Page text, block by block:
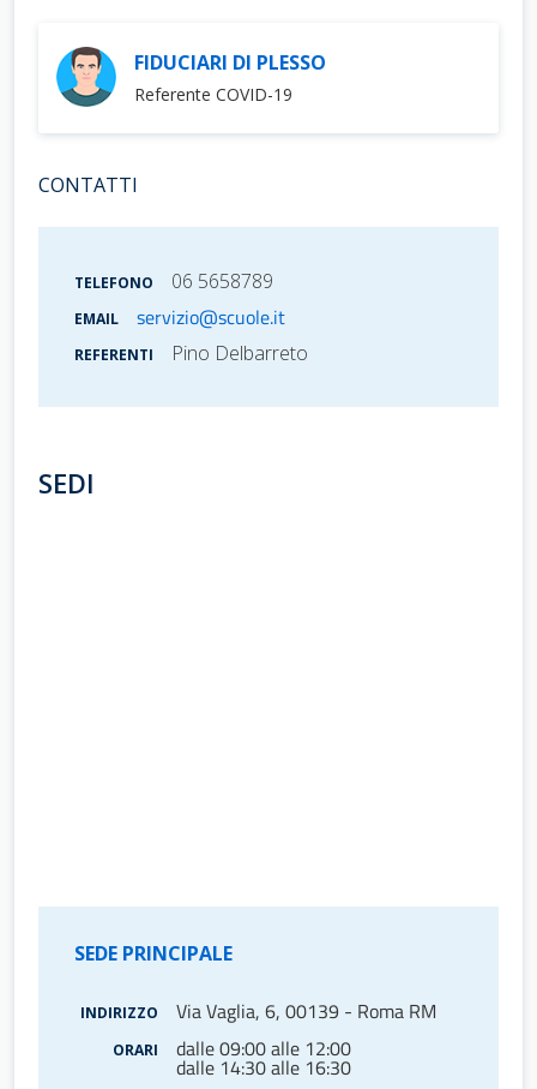
FIDUCIARI DI PLESSO
Referente COVID-19
CONTATTI
TELEFONO 06 5658789
EMAIL servizio@scuole.it
REFERENTI Pino Delbarreto
SEDI
SEDE PRINCIPALE
INDIRIZZO Via Vaglia, 6, 00139 - Roma RM
ORARI dalle 09:00 alle 12:00
dalle 14:30 alle 16:30